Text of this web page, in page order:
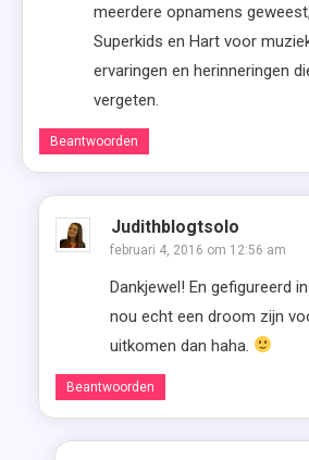
meerdere opnamens
Superkids en Hart voor
ervaringen en herinneringen
vergeten.
Beantwoorden
Judithblogtsolo
februari 4, 2016 om 12:56 am
Dankjewel! En gefigureerd
nou echt een droom zijn
uitkomen dan haha.
Beantwoorden